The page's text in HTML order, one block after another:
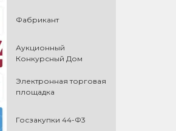
Фабрикант
Аукционный
Конкурсный Дом
Электронная торговая
площадка
Госзакупки 44-Ф3